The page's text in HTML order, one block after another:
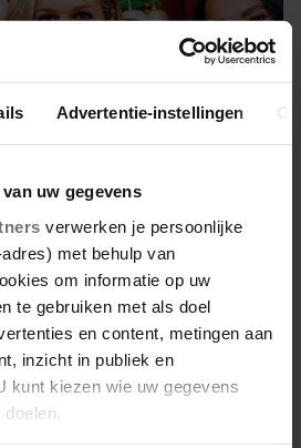
Advertentie-instellingen
uw gegevens
verwerken je persoonlijke
met behulp van
om informatie op uw
te gebruiken met als doel
en content, metingen aan
inzicht in publiek en
kunt kiezen wie uw gegevens
STRALEND
KERST
2022